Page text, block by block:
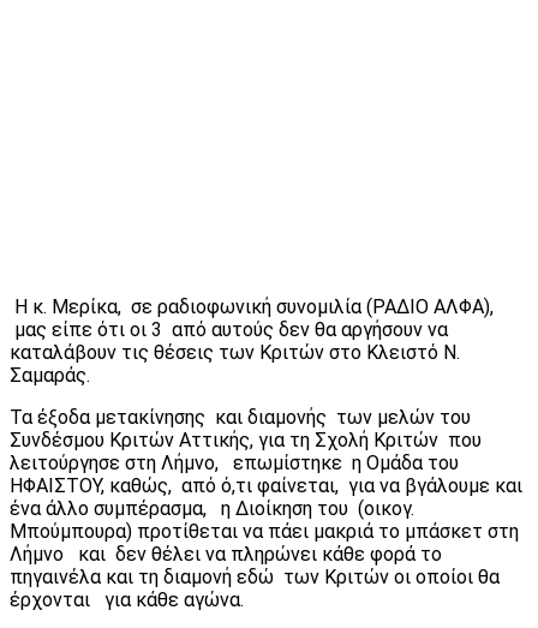
Η κ. Μερίκα, σε ραδιοφωνική συνομιλία (ΡΑΔΙΟ ΑΛΦΑ),
μας είπε ότι οι 3 από αυτούς δεν θα αργήσουν να
καταλάβουν τις θέσεις των Κριτών στο Κλειστό Ν.
Σαμαράς.
Τα έξοδα μετακίνησης και διαμονής των μελών του
Συνδέσμου Κριτών Αττικής, για τη Σχολή Κριτών που
λειτούργησε στη Λήμνο, επωμίστηκε η Ομάδα του
ΗΦΑΙΣΤΟΥ, καθώς, από ό,τι φαίνεται, για να βγάλουμε και
ένα άλλο συμπέρασμα, η Διοίκηση του (οικογ.
Μπούμπουρα) προτίθεται να πάει μακριά το μπάσκετ στη
Λήμνο και δεν θέλει να πληρώνει κάθε φορά το
πηγαινέλα και τη διαμονή εδώ των Κριτών οι οποίοι θα
έρχονται για κάθε αγώνα.